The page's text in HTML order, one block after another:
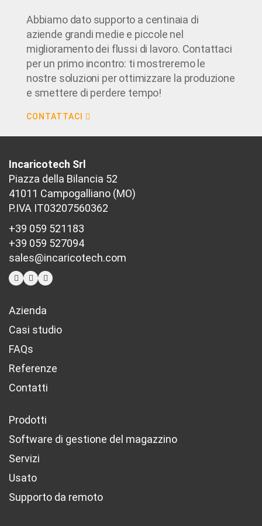
Abbiamo dato supporto a centinaia di
aziende grandi medie e piccole nel
miglioramento dei flussi di lavoro. Contattaci
per un primo incontro: ti mostreremo le
nostre soluzioni per ottimizzare la produzione
e smettere di perdere tempo!
CONTATTACI
Incaricotech Srl
Piazza della Bilancia 52
41011 Campogalliano (MO)
P.IVA IT03207560362
+39 059 521183
+39 059 527094
sales@incaricotech.com
Azienda
Casi studio
FAQs
Referenze
Contatti
Prodotti
Software di gestione del magazzino
Servizi
Usato
Supporto da remoto